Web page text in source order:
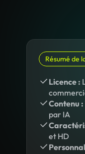
Résumé de
Licence :
Contenu :
par IA
et HD